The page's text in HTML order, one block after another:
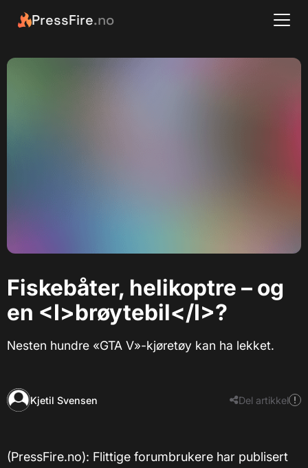
PressFire.no
Fiskebåter, helikoptre – og
en <I>brøytebil</I>?
Nesten hundre «GTA V»-kjøretøy kan ha lekket.
Kjetil Svensen Del artikkel
(PressFire.no): Flittige forumbrukere har publisert